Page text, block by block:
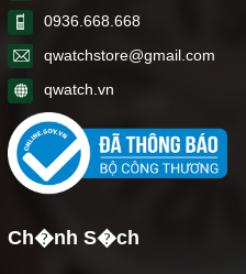
0936.668.668
qwatchstore@gmail.com
qwatch.vn
Ch�nh S�ch